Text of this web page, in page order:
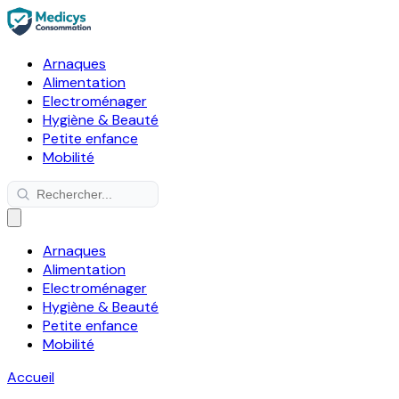
Arnaques
Alimentation
Electroménager
Hygiène & Beauté
Petite enfance
Mobilité
Arnaques
Alimentation
Electroménager
Hygiène & Beauté
Petite enfance
Mobilité
Accueil